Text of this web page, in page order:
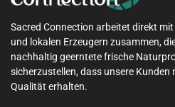
Sacred Connection arbeitet direkt
und lokalen Erzeugern zusammen,
nachhaltig geerntete frische
sicherzustellen, dass unsere Kunden
Qualität erhalten.